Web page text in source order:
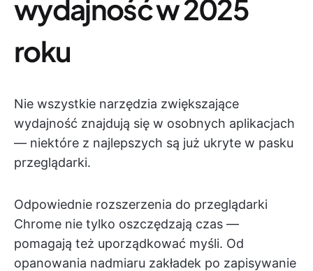
wydajność w 2025
roku
Nie wszystkie narzędzia zwiększające
wydajność znajdują się w osobnych aplikacjach
— niektóre z najlepszych są już ukryte w pasku
przeglądarki.
Odpowiednie rozszerzenia do przeglądarki
Chrome nie tylko oszczędzają czas —
pomagają też uporządkować myśli. Od
opanowania nadmiaru zakładek po zapisywanie